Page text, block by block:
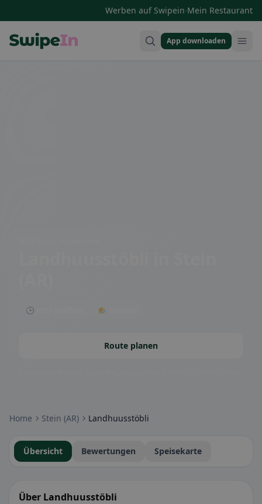
Werben auf Swipein·Mein Restaurant
App downloaden
🕒 Jetzt geöffnet 🌤 Terrasse
Route planen
Home Stein (AR) Landhuusstöbli
Übersicht Bewertungen Speisekarte
Über Landhuusstöbli